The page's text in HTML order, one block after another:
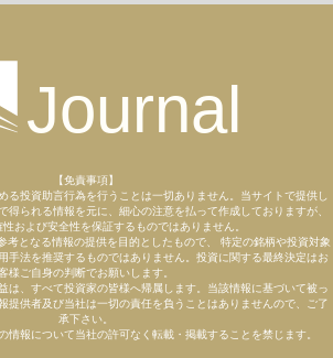
Journal
【免責事項】
る投資助言行為を行うことは一切ありません。当サイトで提供し
得られる情報を元に、細心の注意を払って作成しておりますが、
および安全性を保証するものではありません。
考となる情報の提供を目的としたもので、 特定の銘柄や投資対象
手法を推奨するものではありません。投資に関する最終決定はお
様ご自身の判断でお願いします。
は、すべて投資家の皆様へ帰属します。当該情報に基づいて被っ
提供者及び当社は一切の責任を負うことはありませんので、ご了
承下さい。
情報について当社の許可なく転載・掲載することを禁じます。